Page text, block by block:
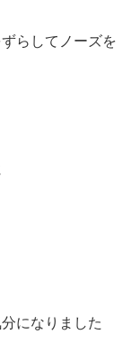
らしてノーズを
になりました